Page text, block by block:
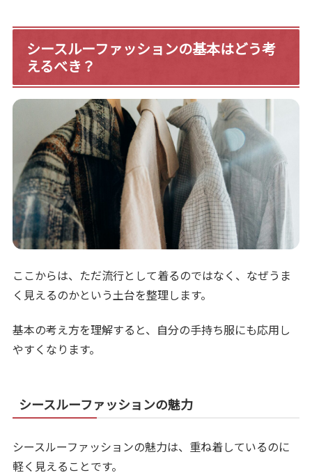
シースルーファッションの基本はどう考
えるべき？
ここからは、ただ流行として着るのではなく、なぜうま
く見えるのかという土台を整理します。
基本の考え方を理解すると、自分の手持ち服にも応用し
やすくなります。
シースルーファッションの魅力
シースルーファッションの魅力は、重ね着しているのに
軽く見えることです。